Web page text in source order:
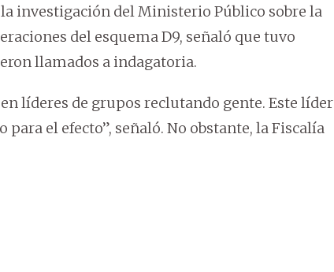
investigación del Ministerio Público sobre la
del esquema D9, señaló que tuvo
llamados a indagatoria.
líderes de grupos reclutando gente. Este líder
el efecto”, señaló. No obstante, la Fiscalía